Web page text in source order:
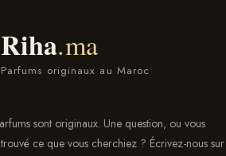
Riha.ma
Parfums originaux au Maroc
sont originaux. Une question, ou vous
trouvé ce que vous cherchiez ? Écrivez-nous sur